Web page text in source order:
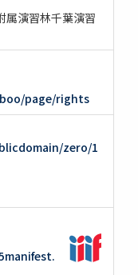
属演習林千葉演習
page/rights
zero/1